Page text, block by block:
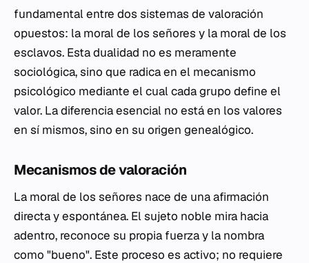
fundamental entre dos sistemas de valoración
opuestos: la moral de los señores y la moral de los
esclavos. Esta dualidad no es meramente
sociológica, sino que radica en el mecanismo
psicológico mediante el cual cada grupo define el
valor. La diferencia esencial no está en los valores
en sí mismos, sino en su origen genealógico.
Mecanismos de valoración
La moral de los señores nace de una afirmación
directa y espontánea. El sujeto noble mira hacia
adentro, reconoce su propia fuerza y la nombra
como "bueno". Este proceso es activo; no requiere